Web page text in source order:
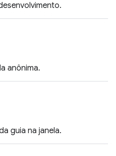
anônima.
guia na janela.